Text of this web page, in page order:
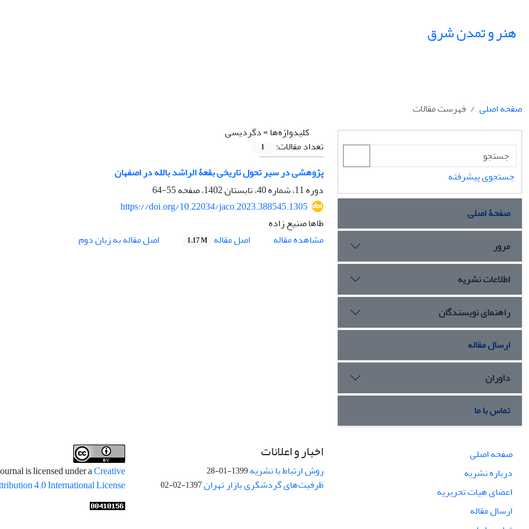
هنر و تمدن شرق
صفحه اصلی
فهرست مقالات
کلیدواژه‌ها =دگردیسی
تعداد مقالات:
1
پژوهشی در سیر تحول تاریخی بقعۀ الراشد بالله در اصفهان
دوره 11، شماره 40، تابستان 1402، صفحه
55-64
https://doi.org/10.22034/jaco.2023.388545.1305
طاها صنیع زاده
مشاهده مقاله
اصل مقاله 1.17 M اصل مقاله به زبان دوم
جستجوی پیشرفته
صفحۀ اصلی
مرور
اطلاعات نشریه
راهنمای نویسندگان
ارسال مقاله
داوران
تماس با ما
صفحه اصلی
درباره نشریه
اعضای هیات تحریریه
ارسال مقاله
اخبار و اعلانات
روش ارتباط با نشریه1399-01-28
ظرفیت‌های گردشگری بازار تهران1397-02-02
is licensed under aCreative
4.0 International License